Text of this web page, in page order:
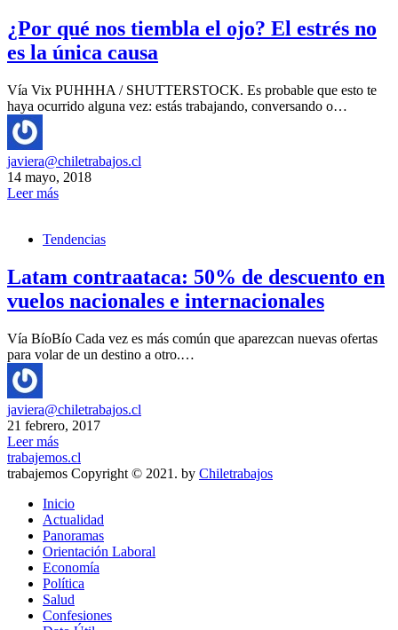
¿Por qué nos tiembla el ojo? El estrés no
es la única causa
Vía Vix PUHHHA / SHUTTERSTOCK. Es probable que esto te
haya ocurrido alguna vez: estás trabajando, conversando o…
javiera@chiletrabajos.cl
14 mayo, 2018
Leer más
Tendencias
Latam contraataca: 50% de descuento en
vuelos nacionales e internacionales
Vía BíoBío Cada vez es más común que aparezcan nuevas ofertas
para volar de un destino a otro.…
javiera@chiletrabajos.cl
21 febrero, 2017
Leer más
trabajemos.cl
trabajemos Copyright © 2021. by Chiletrabajos
Inicio
Actualidad
Panoramas
Orientación Laboral
Economía
Política
Salud
Confesiones